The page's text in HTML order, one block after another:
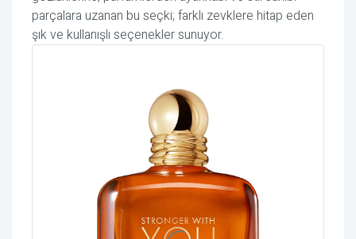
parçalara uzanan bu seçki; farklı zevklere hitap eden
şık ve kullanışlı seçenekler sunuyor.